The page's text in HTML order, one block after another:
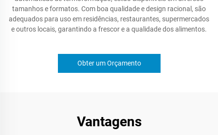
tamanhos e formatos. Com boa qualidade e design racional, são
adequados para uso em residências, restaurantes, supermercados
e outros locais, garantindo a frescor e a qualidade dos alimentos.
Obter um Orçamento
Vantagens